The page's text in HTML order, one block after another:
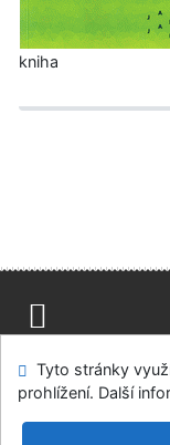
kniha
Modul OpenSearch
Univerzitní
Tyto stránky
prohlížení. Další